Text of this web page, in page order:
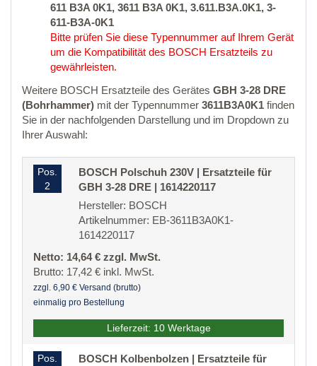
611 B3A 0K1, 3611 B3A 0K1, 3.611.B3A.0K1, 3-
611-B3A-0K1
Bitte prüfen Sie diese Typennummer auf Ihrem Gerät
um die Kompatibilität des BOSCH Ersatzteils zu
gewährleisten.
Weitere BOSCH Ersatzteile des Gerätes GBH 3-28 DRE
(Bohrhammer) mit der Typennummer 3611B3A0K1 finden
Sie in der nachfolgenden Darstellung und im Dropdown zu
Ihrer Auswahl:
Pos.
2
BOSCH Polschuh 230V | Ersatzteile für
GBH 3-28 DRE | 1614220117
Hersteller: BOSCH
Artikelnummer: EB-3611B3A0K1-
1614220117
Netto: 14,64 € zzgl. MwSt.
Brutto: 17,42 € inkl. MwSt.
zzgl. 6,90 € Versand (brutto)
einmalig pro Bestellung
Lieferzeit: 10 Werktage
Pos.
BOSCH Kolbenbolzen | Ersatzteile für